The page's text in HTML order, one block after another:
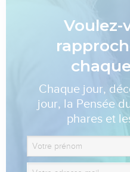
Voulez-
Chaque jour,
jour, la Pensée
phares et